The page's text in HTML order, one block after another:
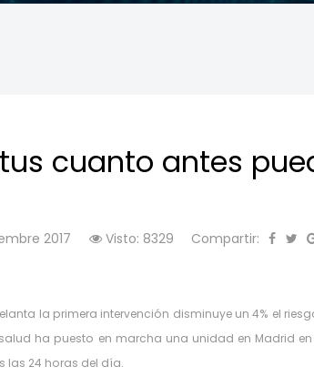
cuanto antes
2017 Visto: 8329 Compartir:
la primera intervención disminuye un 4% el
ha puesto en marcha una unidad en Madrid
las 24 horas del día.